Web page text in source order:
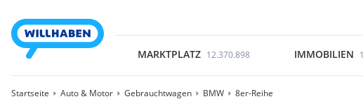
MARKTPLATZ 12.370.898 IMMOBILIEN
Startseite Auto & Motor Gebrauchtwagen BMW 8er-Reihe